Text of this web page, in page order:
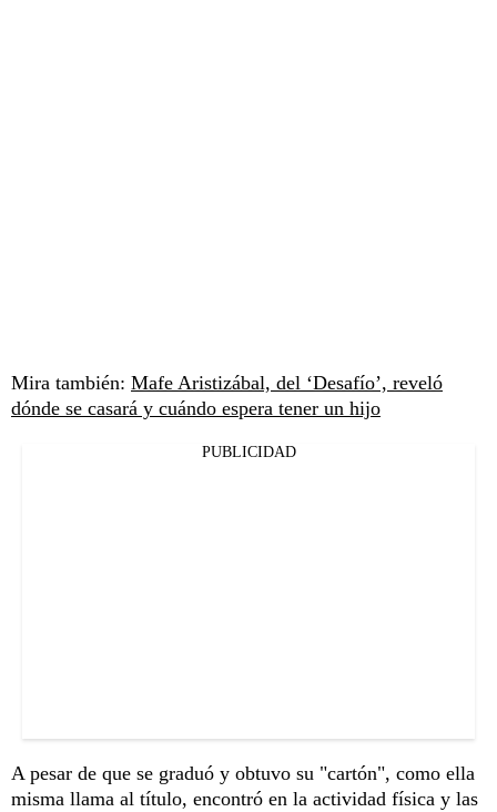
Mira también: Mafe Aristizábal, del ‘Desafío’, reveló
dónde se casará y cuándo espera tener un hijo
PUBLICIDAD
A pesar de que se graduó y obtuvo su "cartón", como ella
misma llama al título, encontró en la actividad física y las